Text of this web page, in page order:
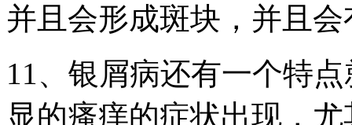
并且会形成斑块，并且
11、银屑病还有一个特
显的瘙痒的症状出现，